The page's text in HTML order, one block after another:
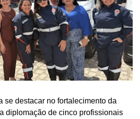
se destacar no fortalecimento da
diplomação de cinco profissionais